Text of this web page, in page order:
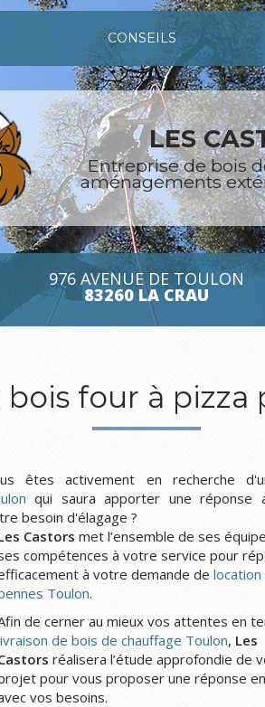
CONSEILS
LES
Entreprise de bois
aménagements
976 AVENUE DE TOULON
83260 LA CRAU
bois four à pizza
êtes activement en recherche
qui saura apporter une réponse
besoin d'élagage ?
Castors met l’ensemble de ses
compétences à votre service pour
à votre demande de location
Toulon.
de cerner au mieux vos attentes en
de bois de chauffage Toulon, Les
réalisera l’étude approfondie de
pour vous proposer une réponse
vos besoins.